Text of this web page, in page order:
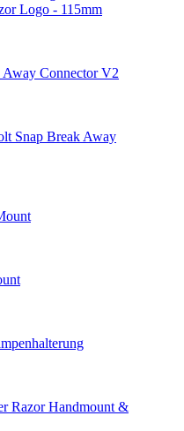
Logo - 115mm
Away Connector V2
Break Away
Razor Handmount &